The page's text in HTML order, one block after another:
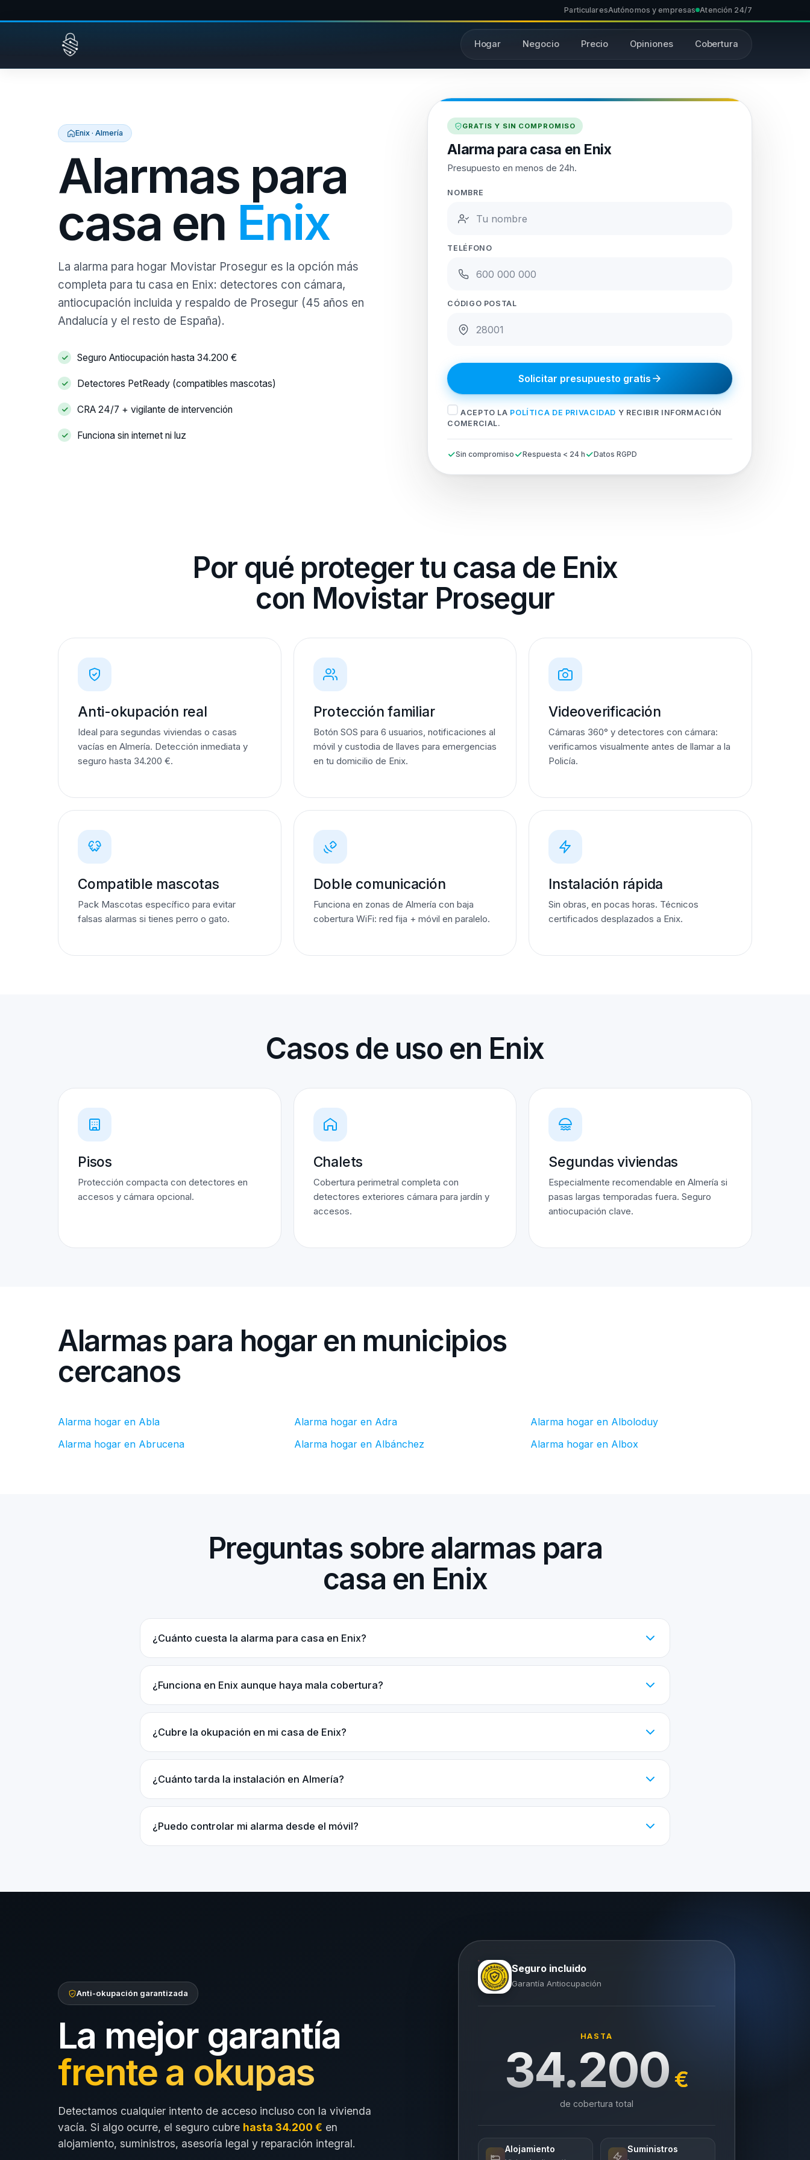
ParticularesAutónomos y empresas Atención 24/7
Hogar Negocio Precio Opiniones Cobertura
Enix · Almería
Alarmas para
casa en Enix
La alarma para hogar Movistar Prosegur es la opción más
completa para tu casa en Enix: detectores con cámara,
antiocupación incluida y respaldo de Prosegur (45 años en
Andalucía y el resto de España).
Seguro Antiocupación hasta 34.200 €
Detectores PetReady (compatibles mascotas)
CRA 24/7 + vigilante de intervención
Funciona sin internet ni luz
GRATIS Y SIN COMPROMISO
Alarma para casa en Enix
Presupuesto en menos de 24h.
NOMBRE
TELÉFONO
CÓDIGO POSTAL
Solicitar presupuesto gratis
ACEPTO LA POLÍTICA DE PRIVACIDAD Y RECIBIR INFORMACIÓN
COMERCIAL.
Sin compromiso Respuesta < 24 h Datos RGPD
Por qué proteger tu casa de Enix
con Movistar Prosegur
Anti-okupación real
Ideal para segundas viviendas o casas
vacías en Almería. Detección inmediata y
seguro hasta 34.200 €.
Protección familiar
Botón SOS para 6 usuarios, notificaciones al
móvil y custodia de llaves para emergencias
en tu domicilio de Enix.
Videoverificación
Cámaras 360° y detectores con cámara:
verificamos visualmente antes de llamar a la
Policía.
Compatible mascotas
Pack Mascotas específico para evitar
falsas alarmas si tienes perro o gato.
Doble comunicación
Funciona en zonas de Almería con baja
cobertura WiFi: red fija + móvil en paralelo.
Instalación rápida
Sin obras, en pocas horas. Técnicos
certificados desplazados a Enix.
Casos de uso en Enix
Pisos
Protección compacta con detectores en
accesos y cámara opcional.
Chalets
Cobertura perimetral completa con
detectores exteriores cámara para jardín y
accesos.
Segundas viviendas
Especialmente recomendable en Almería si
pasas largas temporadas fuera. Seguro
antiocupación clave.
Alarmas para hogar en municipios
cercanos
Alarma hogar en Abla
Alarma hogar en Abrucena
Alarma hogar en Adra
Alarma hogar en Albánchez
Alarma hogar en Alboloduy
Alarma hogar en Albox
Preguntas sobre alarmas para
casa en Enix
¿Cuánto cuesta la alarma para casa en Enix?
¿Funciona en Enix aunque haya mala cobertura?
¿Cubre la okupación en mi casa de Enix?
¿Cuánto tarda la instalación en Almería?
¿Puedo controlar mi alarma desde el móvil?
Anti-okupación garantizada
La mejor garantía
frente a okupas
Detectamos cualquier intento de acceso incluso con la vivienda
vacía. Si algo ocurre, el seguro cubre hasta 34.200 € en
alojamiento, suministros, asesoría legal y reparación integral.
Seguro incluido
Garantía Antiocupación
HASTA
34.200 €
de cobertura total
Alojamiento Suministros